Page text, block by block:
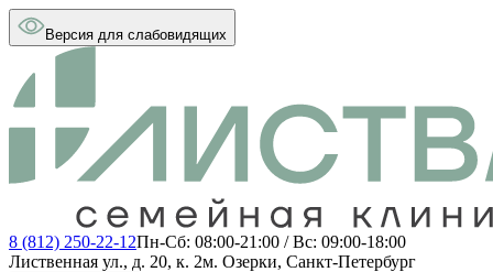
Версия для слабовидящих
8 (812) 250-22-12Пн-Сб: 08:00-21:00 / Вс: 09:00-18:00
Лиственная ул., д. 20, к. 2м. Озерки, Санкт-Петербург